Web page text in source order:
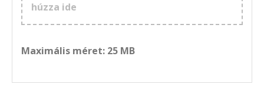
húzza ide
Maximális méret: 25 MB